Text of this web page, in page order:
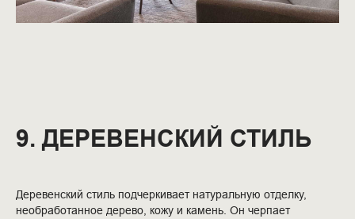
9. ДЕРЕВЕНСКИЙ СТИЛЬ
Деревенский стиль подчеркивает натуральную отделку,
необработанное дерево, кожу и камень. Он черпает